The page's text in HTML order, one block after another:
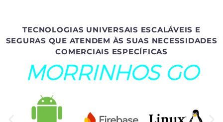
TECNOLOGIAS UNIVERSAIS ESCALÁVEIS E
SEGURAS QUE ATENDEM ÀS SUAS NECESSIDADES
COMERCIAIS ESPECÍFICAS
MORRINHOS GO